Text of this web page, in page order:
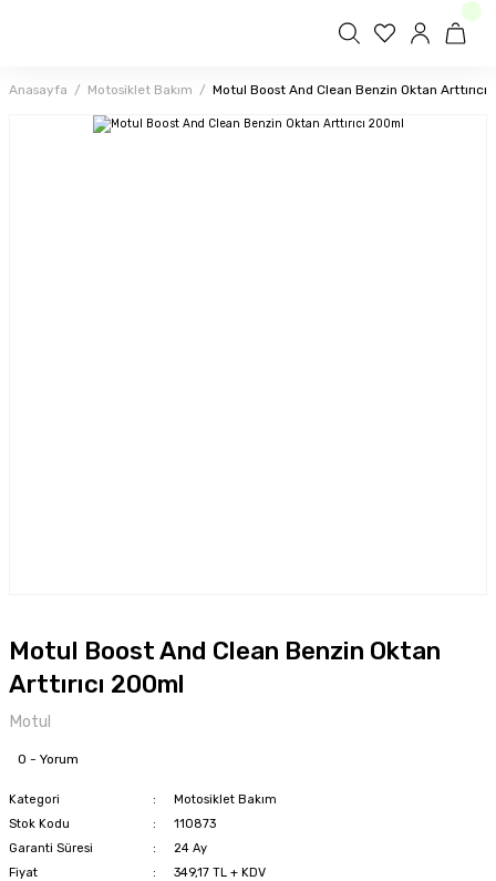
Anasayfa Motosiklet Bakım Motul Boost And Clean Benzin Oktan Arttırıcı
Motul Boost And Clean Benzin Oktan
Arttırıcı 200ml
Motul
0 - Yorum
Kategori
Motosiklet Bakım
Stok Kodu
110873
Garanti Süresi
24 Ay
Fiyat
349,17 TL + KDV